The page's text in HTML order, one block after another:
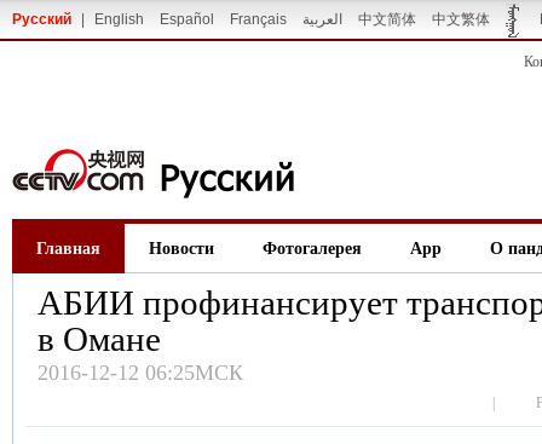
Русский English Español Français العربية 中文简体 中文繁体
Главная Новости Фотогалерея App О
АБИИ профинансирует
в Омане
2016-12-12 06:25МСК